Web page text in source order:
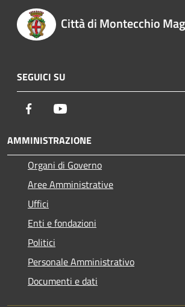
Città di Montecchio
SEGUICI SU
Facebook
AMMINISTRAZIONE
Organi di Governo
Aree Amministrative
Uffici
Enti e fondazioni
Politici
Personale Amministrativo
Documenti e dati